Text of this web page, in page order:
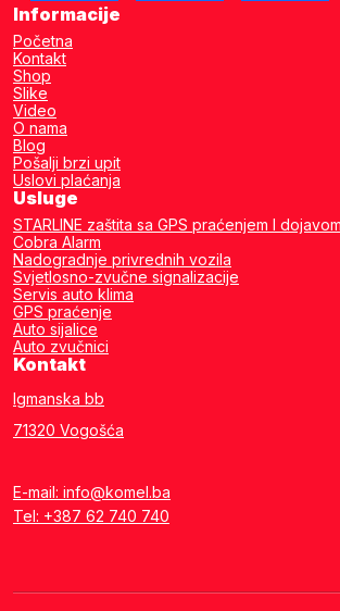
Informacije
Početna
Kontakt
Shop
Slike
Video
O nama
Blog
Pošalji brzi upit
Uslovi plaćanja
Usluge
STARLINE zaštita sa GPS praćenjem I
Cobra Alarm
Nadogradnje privrednih vozila
Svjetlosno-zvučne signalizacije
Servis auto klima
GPS praćenje
Auto sijalice
Auto zvučnici
Kontakt
Igmanska bb
71320 Vogošća
E-mail: info@komel.ba
Tel: +387 62 740 740